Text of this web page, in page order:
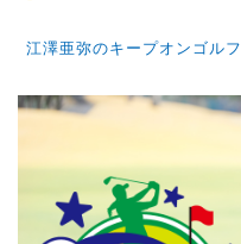
江澤亜弥のキープオンゴルフ